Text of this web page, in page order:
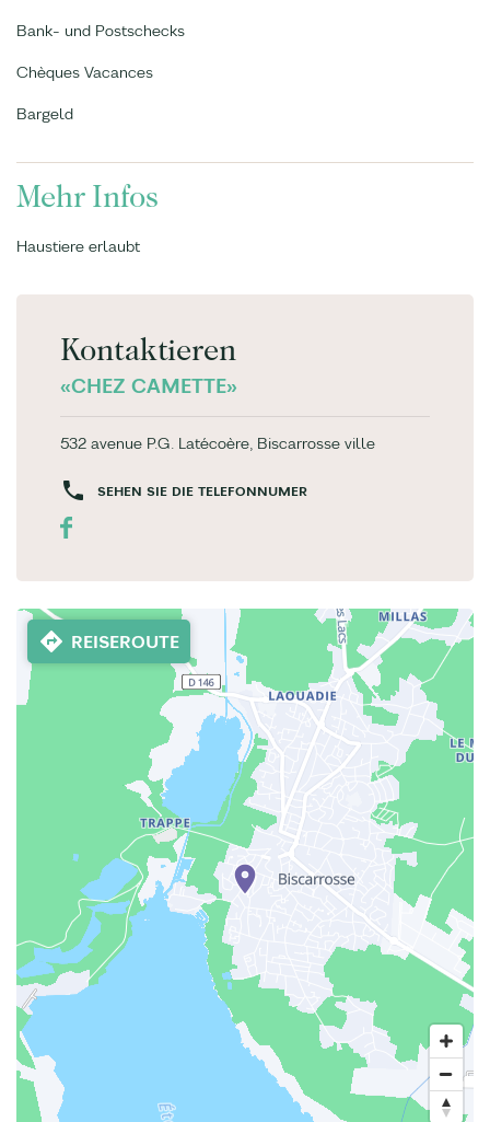
Bank- und Postschecks
Chèques Vacances
Bargeld
Mehr Infos
Haustiere erlaubt
Kontaktieren
«CHEZ CAMETTE»
532 avenue P.G. Latécoère, Biscarrosse ville
SEHEN SIE DIE TELEFONNUMER
REISEROUTE